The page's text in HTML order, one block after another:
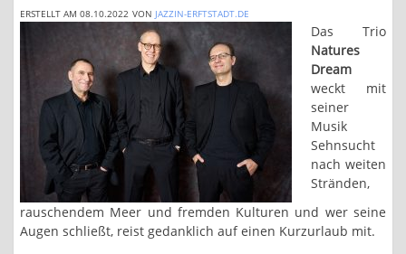
ERSTELLT AM 08.10.2022 VON JAZZIN-ERFTSTADT.DE
Das Trio
Natures
Dream
weckt mit
seiner
Musik
Sehnsucht
nach weiten
Stränden,
rauschendem Meer und fremden Kulturen und wer seine
Augen schließt, reist gedanklich auf einen Kurzurlaub mit.